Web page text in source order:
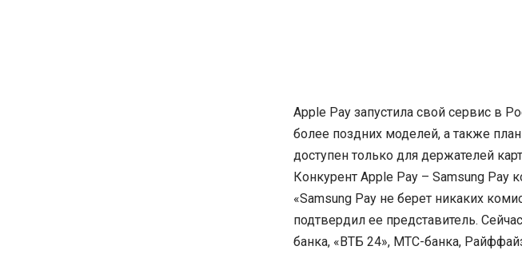
Apple Pay запустила свой сервис в
более поздних моделей, а также
доступен только для держателей
Конкурент Apple Pay – Samsung
«Samsung Pay не берет никаких
подтвердил ее представитель.
банка, «ВТБ 24», МТС-банка,